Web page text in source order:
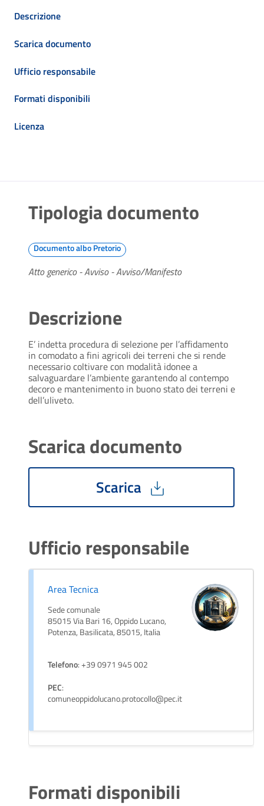
Descrizione
Scarica documento
Ufficio responsabile
Formati disponibili
Licenza
Tipologia documento
Documento albo Pretorio
Atto generico - Avviso - Avviso/Manifesto
Descrizione
E’ indetta procedura di selezione per l’affidamento
in comodato a fini agricoli dei terreni che si rende
necessario coltivare con modalità idonee a
salvaguardare l’ambiente garantendo al contempo
decoro e mantenimento in buono stato dei terreni e
dell’uliveto.
Scarica documento
Scarica
Ufficio responsabile
Area Tecnica
Sede comunale
85015 Via Bari 16, Oppido Lucano,
Potenza, Basilicata, 85015, Italia
Telefono: +39 0971 945 002
PEC:
comuneoppidolucano.protocollo@pec.it
Formati disponibili